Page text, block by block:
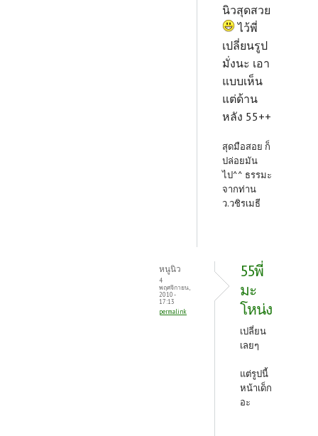
นิวสุดสวย
ไว้พี่
เปลี่ยนรูป
มั่งนะ เอา
แบบเห็น
แต่ด้าน
หลัง 55++
สุดมือสอย ก็
ปล่อยมัน
ไป^^ ธรรมะ
จากท่าน
ว.วชิรเมธี
หนูนิว
4
พฤศจิกายน,
2010 -
17:13
permalink
55พี่
มะ
โหน่ง
เปลี่ยน
เลยๆ
แต่รูปนี้
หน้าเด็ก
อะ